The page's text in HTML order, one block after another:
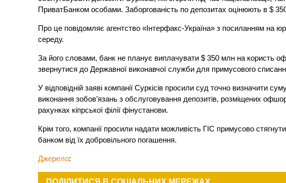
ПриватБанком особами. Заборгованість по депозитах оцінюють в $
Про це повідомляє агентство «Інтерфакс-Україна» з посиланням на
середу.
За його словами, банк не планує виплачувати $ 350 млн на користь
звернутися до Державної виконавчої служби для примусового
У відповідній заяві компанії Суркісів просили суд точно визначити
виконання зобов’язань з обслуговування депозитів, розміщених
рахунках кіпрської філії фінустанови.
Крім того, компанії просили надати можливість ГІС примусово
банком від їх добровільного погашення.
Джерело: